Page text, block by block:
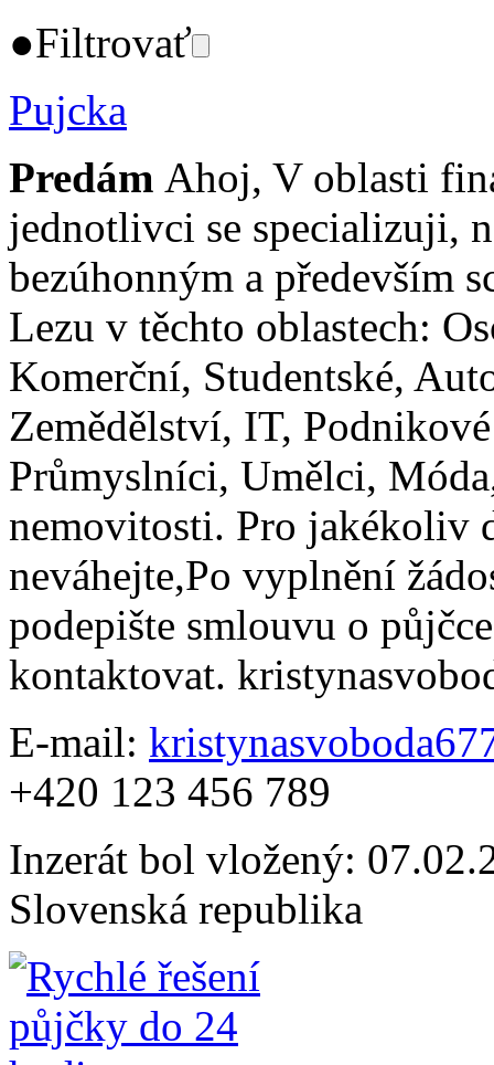
●Filtrovať
Pujcka
Predám Ahoj, V oblasti
jednotlivci se specializuji,
bezúhonným a především
Lezu v těchto oblastech:
Komerční, Studentské,
Zemědělství, IT,
Průmyslníci, Umělci,
nemovitosti. Pro jakékoliv
neváhejte,Po vyplnění
podepište smlouvu o
kontaktovat.
E-mail:
+420 123 456 789
Inzerát bol vložený:
Slovenská republika